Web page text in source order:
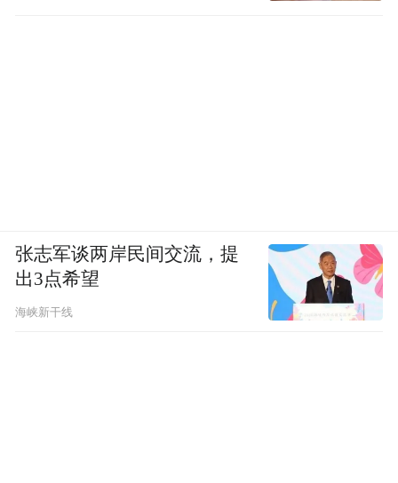
张志军谈两岸民间交流，提
出3点希望
海峡新干线